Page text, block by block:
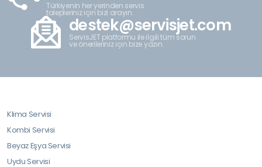
Türkiyenin her yerinden servis
talepleriniz için bizi arayın.
destek@servisjet.com
ServisJET platformu ile ilgili tüm sorun
ve önerileriniz için bize yazın.
Klima Servisi
Kombi Servisi
Beyaz Eşya Servisi
Uydu Servisi